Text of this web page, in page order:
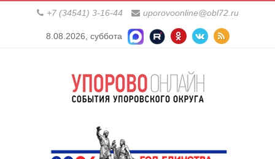
+7 (34541) 3-16-44 uporovoonline@obl72.ru
8.08.2026, суббота